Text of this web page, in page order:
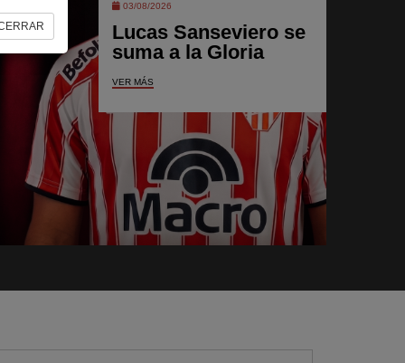
03/08/2026
Lucas Sanseviero se
suma a la Gloria
VER MÁS